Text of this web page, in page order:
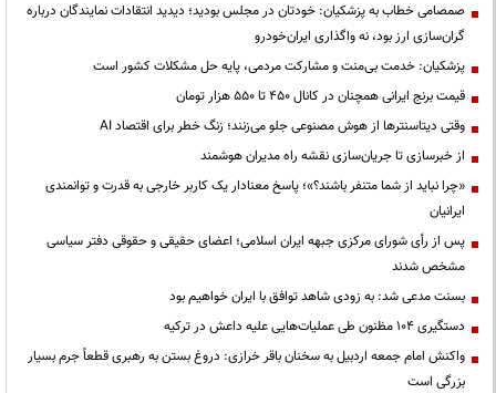
صمصامی خطاب به پزشکیان: خودتان در مجلس بودید؛ دیدید انتقادات نمایندگان درباره
گران‌سازی ارز بود، نه واگذاری ایران‌خودرو
پزشکیان: خدمت بی‌منت و مشارکت مردمی، پایه حل مشکلات کشور است
قیمت‌ برنج ایرانی همچنان در کانال ۴۵۰ تا ۵۵۰ هزار تومان
وقتی دیتاسنترها از هوش مصنوعی جلو می‌زنند؛ زنگ خطر برای اقتصاد AI
از خبرسازی تا جریان‌سازی نقشه راه مدیران هوشمند
«چرا نباید از شما متنفر باشند؟»؛ پاسخ معنادار یک کاربر خارجی به قدرت و توانمندی
ایرانیان
پس از رأی شورای مرکزی جبهه ایران اسلامی؛ اعضای حقیقی و حقوقی دفتر سیاسی
مشخص شدند
بسنت مدعی شد: به زودی شاهد توافق با ایران خواهیم بود
دستگیری ۱۰۴ مظنون طی عملیات‌هایی علیه داعش در ترکیه
واکنش امام جمعه اردبیل به سخنان باقر خرازی: دروغ بستن به رهبری قطعاً جرم بسیار
بزرگی است